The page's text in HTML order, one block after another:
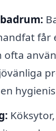
får
ofta